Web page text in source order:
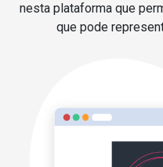
nesta plataforma que
que pode